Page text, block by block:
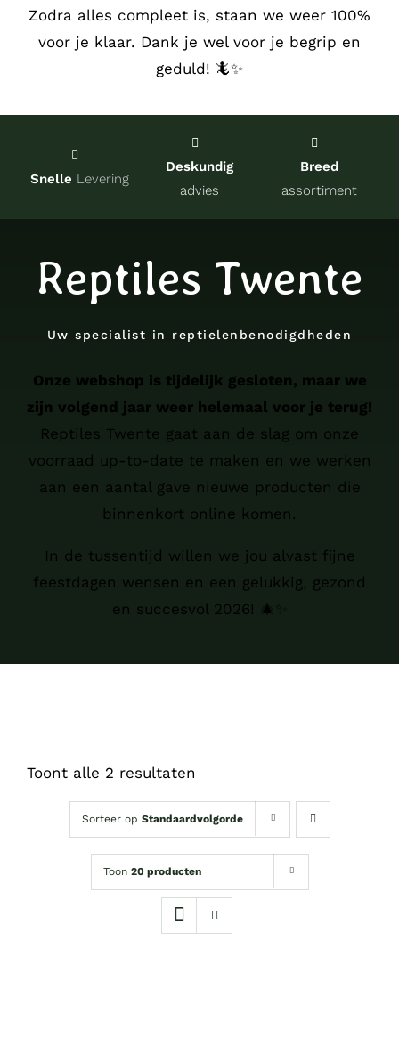
Zodra alles compleet is, staan we weer 100%
voor je klaar. Dank je wel voor je begrip en
geduld! 🦎✨
Snelle Levering
Deskundig
advies
Breed
assortiment
Reptiles Twente
Uw specialist in reptielenbenodigdheden
Onze webshop is tijdelijk gesloten, maar we
zijn volgend jaar weer helemaal voor je terug!
Reptiles Twente gaat aan de slag om onze
voorraad up-to-date te maken en we werken
aan een aantal gave nieuwe producten die
binnenkort online komen.
In de tussentijd willen we jou alvast fijne
feestdagen wensen en een gelukkig, gezond
en succesvol 2026! 🎄✨
Toont alle 2 resultaten
Sorteer op Standaardvolgorde
Toon 20 producten